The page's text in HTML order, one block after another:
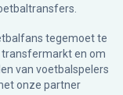
tegemoet te
transfermarkt en om
van voetbalspelers
onze partner